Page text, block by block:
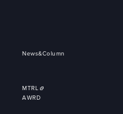
News&Column
MTRL
AWRD